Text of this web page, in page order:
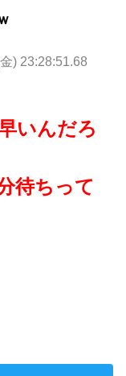
) 23:28:51.68
いんだろ
待ちって